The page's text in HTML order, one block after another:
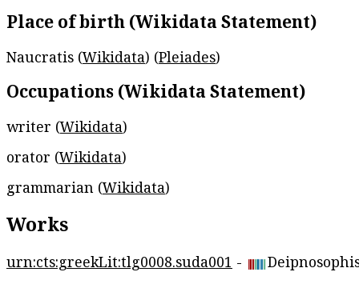
Place of birth (Wikidata Statement)
Naucratis (Wikidata) (Pleiades)
Occupations (Wikidata Statement)
writer (Wikidata)
orator (Wikidata)
grammarian (Wikidata)
Works
urn:cts:greekLit:tlg0008.suda001 -